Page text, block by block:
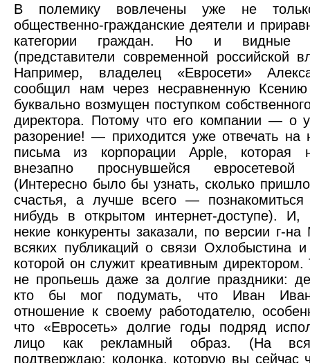
В полемику вовлечены уже не
общественно-гражданские деятели и
категории граждан. Но и видные
(представители современной российской
Например, владелец «Евросети»
сообщил нам через несравненную
буквально возмущен поступком
директора. Потому что его компании — о
разорение! — приходится уже отвечать на
письма из корпорации Apple, которая
внезапно проснувшейся евросетевой
(Интересно было бы узнать, сколько
счастья, а лучше всего —
нибудь в открытом интернет-доступе). И,
некие конкуренты заказали, по версии г-
всяких публикаций о связи Охлобыстина
которой он служит креативным директором.
не пропьешь даже за долгие праздники:
кто бы мог подумать, что Иван
отношение к своему работодателю,
что «Евросеть» долгие годы подряд
лицо как рекламный образ. (На
подтверждаю: колонка, которую вы сейчас